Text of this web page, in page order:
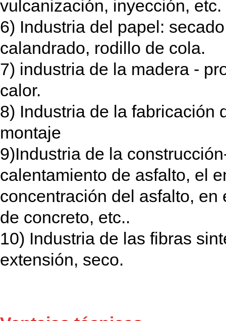
vulcanización, inyección, etc.
6) Industria del papel:
calandrado, rodillo de cola.
7) industria de la madera -
calor.
8) Industria de la fabricación
montaje
9)Industria de la
calentamiento de asfalto, el
concentración del asfalto,
de concreto, etc..
10) Industria de las fibras
extensión, seco.